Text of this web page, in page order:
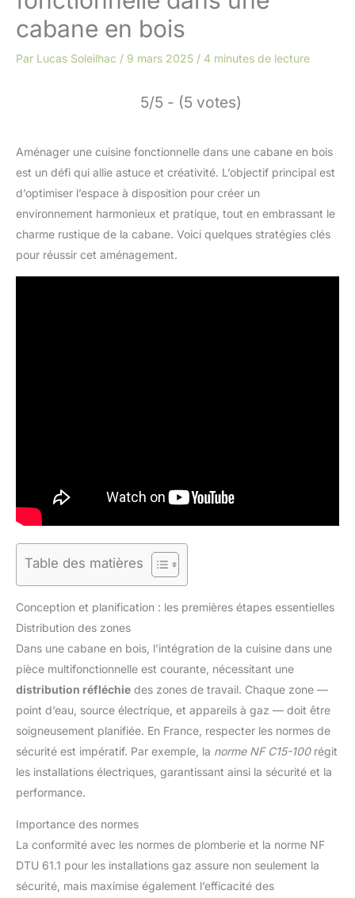
cabane en bois
Par Lucas Soleilhac / 9 mars 2025 / 4 minutes de lecture
5/5 - (5 votes)
Aménager une cuisine fonctionnelle dans une cabane en bois
est un défi qui allie astuce et créativité. L’objectif principal est
d’optimiser l’espace à disposition pour créer un
environnement harmonieux et pratique, tout en embrassant le
charme rustique de la cabane. Voici quelques stratégies clés
pour réussir cet aménagement.
Table des matières
Conception et planification : les premières étapes essentielles
Distribution des zones
Dans une cabane en bois, l’intégration de la cuisine dans une
pièce multifonctionnelle est courante, nécessitant une
distribution réfléchie des zones de travail. Chaque zone —
point d’eau, source électrique, et appareils à gaz — doit être
soigneusement planifiée. En France, respecter les normes de
sécurité est impératif. Par exemple, la norme NF C15-100régit
les installations électriques, garantissant ainsi la sécurité et la
performance.
Importance des normes
La conformité avec les normes de plomberie et la norme NF
DTU 61.1 pour les installations gaz assure non seulement la
sécurité, mais maximise également l’efficacité des